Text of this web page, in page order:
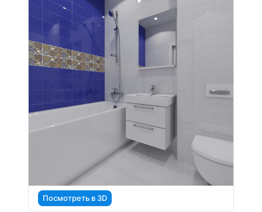
Посмотреть в 3D